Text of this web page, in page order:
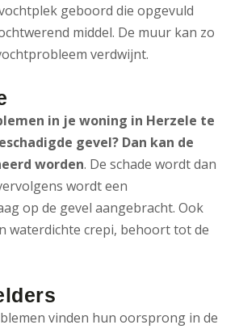
geboord die opgevuld
middel. De muur kan zo
verdwijnt.
in je woning in Herzele te
gevel? Dan kan de
worden. De schade wordt dan
wordt een
op de gevel aangebracht. Ook
waterdichte crepi, behoort tot de
vinden hun oorsprong in de